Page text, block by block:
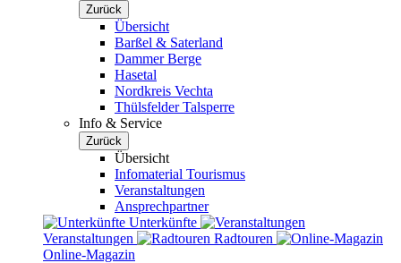
Zurück
Übersicht
Barßel & Saterland
Dammer Berge
Hasetal
Nordkreis Vechta
Thülsfelder Talsperre
Info & Service
Zurück
Übersicht
Infomaterial Tourismus
Veranstaltungen
Ansprechpartner
Unterkünfte
Veranstaltungen
Radtouren
Online-Magazin